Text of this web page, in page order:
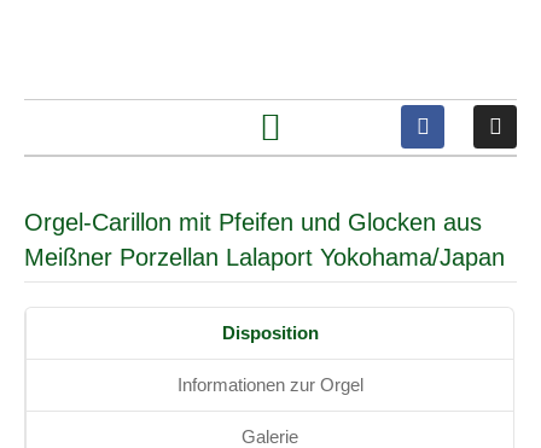
Orgel-Carillon mit Pfeifen und Glocken aus
Meißner Porzellan Lalaport Yokohama/Japan
Disposition
Informationen zur Orgel
Galerie